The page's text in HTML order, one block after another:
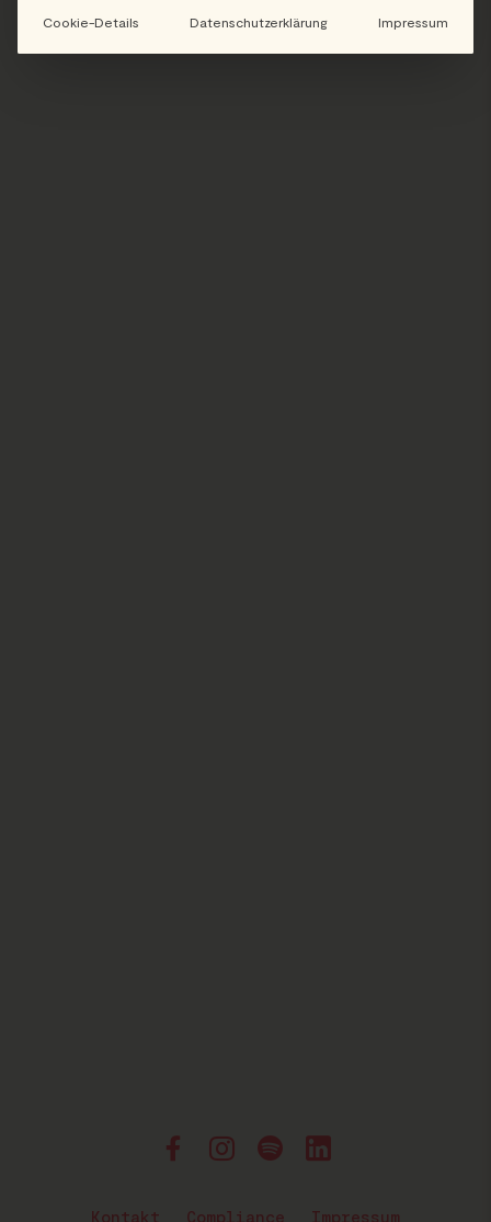
Kontakt Compliance Impressum
Cookie-Details Datenschutzerklärung Impressum